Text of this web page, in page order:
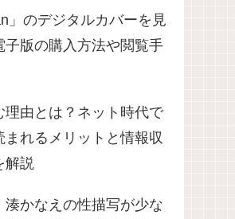
」のデジタルカバーを見
子版の購入方法や閲覧手
理由とは？ネット時代で
まれるメリットと情報収
解説
湊かなえの性描写が少な